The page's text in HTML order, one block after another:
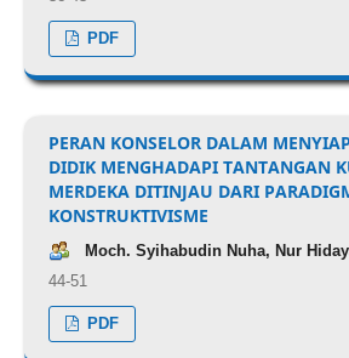
PDF
PERAN KONSELOR DALAM
DIDIK MENGHADAPI TANTANGAN
MERDEKA DITINJAU DARI
KONSTRUKTIVISME
Moch. Syihabudin Nuha, Nur
44-51
PDF